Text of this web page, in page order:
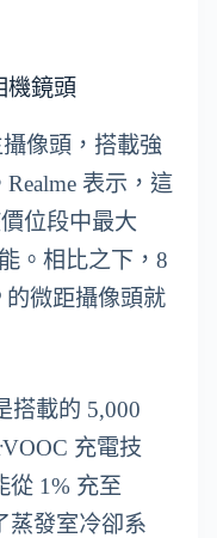
機鏡頭
像頭，搭載強
表示，這
位段中最大
。相比之下，8
的微距攝像頭就
搭載的 5,000
充電技
從 1% 充至
蒸發室冷卻系